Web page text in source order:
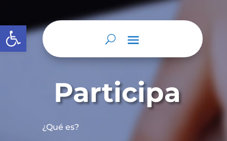
Abrir barra de herramientas
Participa
¿Qué es?